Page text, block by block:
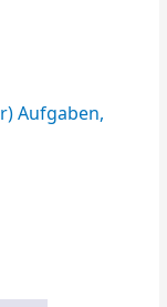
Aufgaben,